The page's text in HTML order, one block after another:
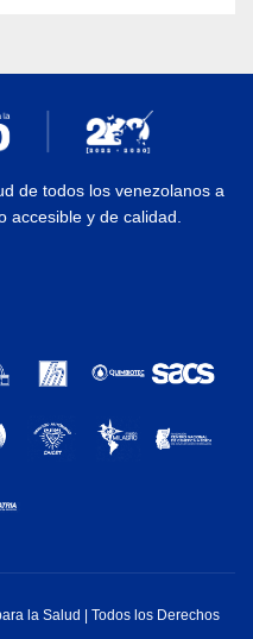
de todos los venezolanos a
accesible y de calidad.
la Salud | Todos los Derechos